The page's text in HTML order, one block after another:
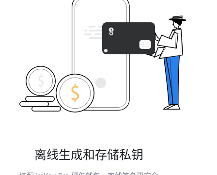
离线生成和存储私钥